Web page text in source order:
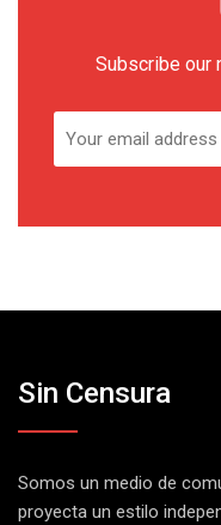
Subscribe our
Sin Censura
Somos un medio de
proyecta un estilo